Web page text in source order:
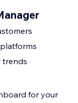
trends
for your